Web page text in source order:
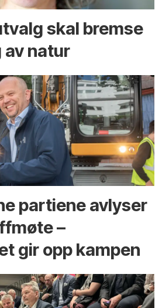
skal bremse
av natur
partiene avlyser
–
gir opp kampen